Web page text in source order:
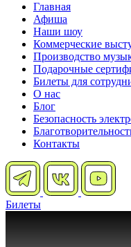
Главная
Афиша
Наши шоу
Коммерческие
Производство
Подарочные
Билеты для
О нас
Блог
Безопасность
Контакты
Билеты